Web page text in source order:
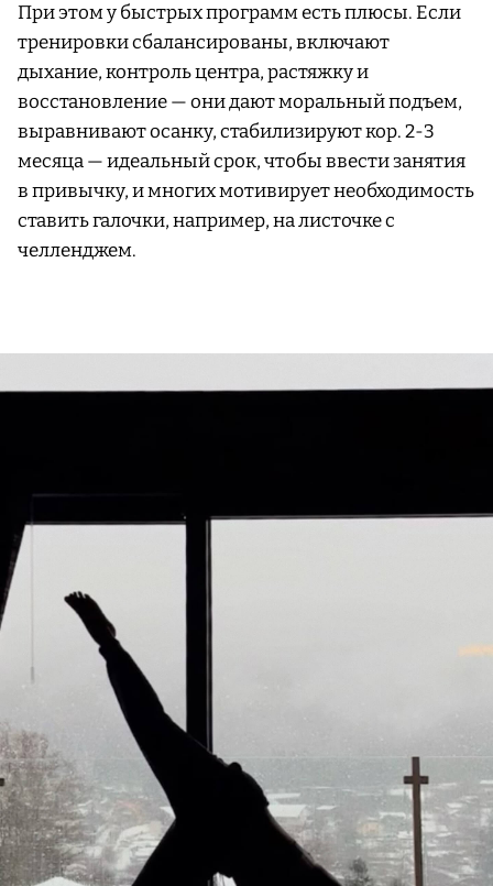
При этом у быстрых программ есть плюсы. Если
тренировки сбалансированы, включают
дыхание, контроль центра, растяжку и
восстановление — они дают моральный подъем,
выравнивают осанку, стабилизируют кор. 2-3
месяца — идеальный срок, чтобы ввести занятия
в привычку, и многих мотивирует необходимость
ставить галочки, например, на листочке с
челленджем.